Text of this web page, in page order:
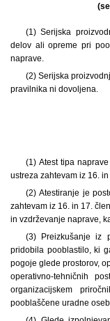
(1) Serijska
delov ali opreme pri
naprave.
(2) Serijska
pravilnika ni dovoljena.
(1) Atest tipa
ustreza zahtevam iz 16.
(2) Atestiranje je
zahtevam iz 16. in 17.
in vzdrževanje naprave,
(3) Preizkušanje iz
pridobila pooblastilo, ki
pogoje glede prostorov,
operativno-tehničnih
organizacijskem
pooblaščene uradne